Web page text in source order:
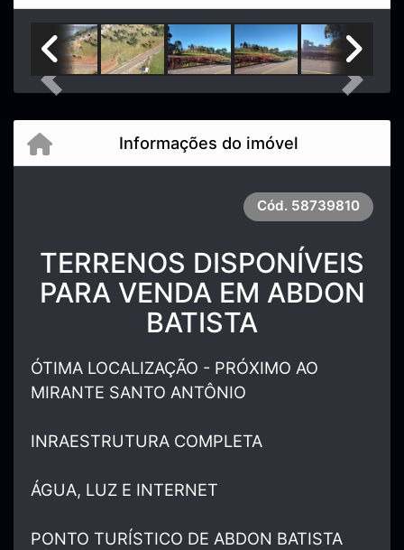
Previous Next
Informações do imóvel
Cód. 58739810
TERRENOS DISPONÍVEIS
PARA VENDA EM ABDON
BATISTA
ÓTIMA LOCALIZAÇÃO - PRÓXIMO AO
MIRANTE SANTO ANTÔNIO
INRAESTRUTURA COMPLETA
ÁGUA, LUZ E INTERNET
PONTO TURÍSTICO DE ABDON BATISTA